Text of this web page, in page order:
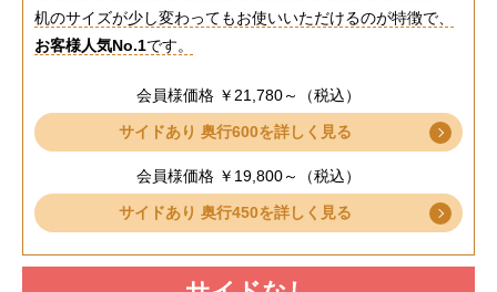
机のサイズが少し変わってもお使いいただけるのが特徴で、
お客様人気No.1です。
会員様価格 ￥21,780～（税込）
サイドあり 奥行600を詳しく見る
会員様価格 ￥19,800～（税込）
サイドあり 奥行450を詳しく見る